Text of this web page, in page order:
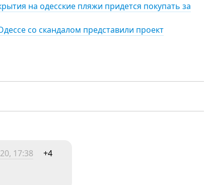
на одесские пляжи придется покупать за
со скандалом представили проект
17:38
+4